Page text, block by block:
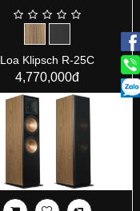
Loa Klipsch R-25C
4,770,000đ